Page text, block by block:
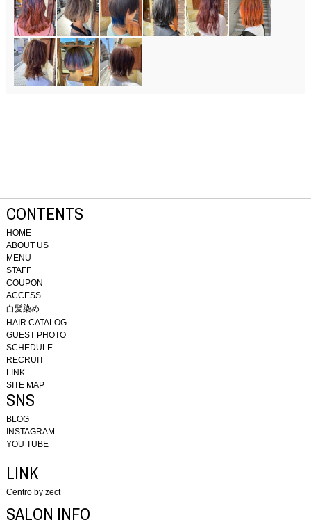
CONTENTS
HOME
ABOUT US
MENU
STAFF
COUPON
ACCESS
白髪染め
HAIR CATALOG
GUEST PHOTO
SCHEDULE
RECRUIT
LINK
SITE MAP
SNS
BLOG
INSTAGRAM
YOU TUBE
LINK
Centro by zect
SALON INFO